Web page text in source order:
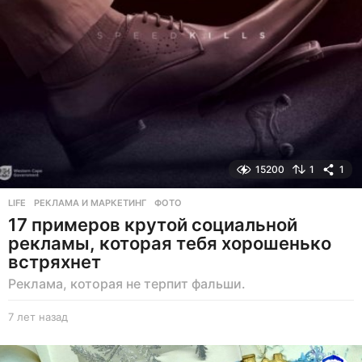
д
15200 1 1
LIFE РЕКЛАМА И МАРКЕТИНГ ,ФОТО
17 примеров крутой социальной
рекламы, которая тебя хорошенько
встряхнет
Реклама, которая не терпит фальши.
7 лет назад
е